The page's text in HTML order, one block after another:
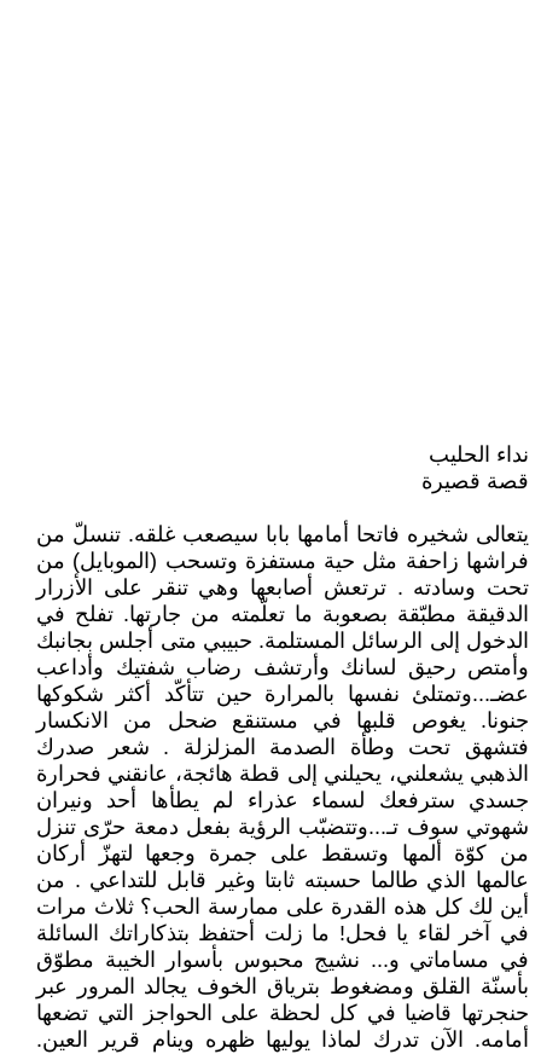
نداء الحليب
قصة قصيرة
يتعالى شخيره فاتحا أمامها بابا سيصعب غلقه. تنسلّ من
فراشها زاحفة مثل حية مستفزة وتسحب (الموبايل) من
تحت وسادته . ترتعش أصابعها وهي تنقر على الأزرار
الدقيقة مطبّقة بصعوبة ما تعلّمته من جارتها. تفلح في
الدخول إلى الرسائل المستلمة. حبيبي متى أجلس بجانبك
وأمتص رحيق لسانك وأرتشف رضاب شفتيك وأداعب
عضـ...وتمتلئ نفسها بالمرارة حين تتأكّد أكثر شكوكها
جنونا. يغوص قلبها في مستنقع ضحل من الانكسار
فتشهق تحت وطأة الصدمة المزلزلة . شعر صدرك
الذهبي يشعلني، يحيلني إلى قطة هائجة، عانقني فحرارة
جسدي سترفعك لسماء عذراء لم يطأها أحد ونيران
شهوتي سوف تـ...وتتضبّب الرؤية بفعل دمعة حرّى تنزل
من كوّة ألمها وتسقط على جمرة وجعها لتهزّ أركان
عالمها الذي طالما حسبته ثابتا وغير قابل للتداعي . من
أين لك كل هذه القدرة على ممارسة الحب؟ ثلاث مرات
في آخر لقاء يا فحل! ما زلت أحتفظ بتذكاراتك السائلة
في مساماتي و... نشيج محبوس بأسوار الخيبة مطوّق
بأسنّة القلق ومضغوط بترياق الخوف يجالد المرور عبر
حنجرتها قاضيا في كل لحظة على الحواجز التي تضعها
أمامه. الآن تدرك لماذا يوليها ظهره وينام قرير العين.